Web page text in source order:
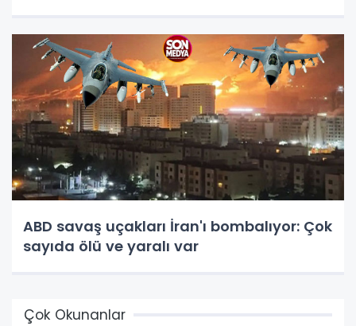
ABD savaş uçakları İran'ı bombalıyor: Çok
sayıda ölü ve yaralı var
Çok Okunanlar